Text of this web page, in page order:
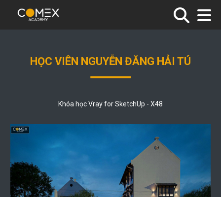
HỌC VIÊN NGUYỄN ĐĂNG HẢI TÚ
Khóa học Vray for SketchUp - X48